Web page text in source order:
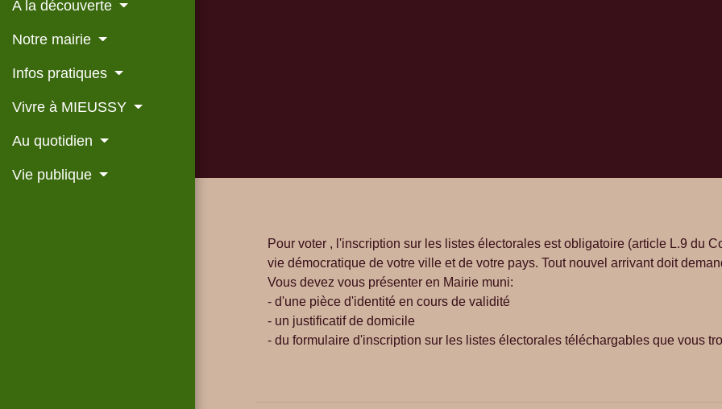
A la découverte
Notre mairie
Infos pratiques
Vivre à MIEUSSY
Au quotidien
Vie publique
Pour voter , l'inscription sur les listes électorales est obligatoire (article L.9 du
vie démocratique de votre ville et de votre pays. Tout nouvel arrivant doit
Vous devez vous présenter en Mairie muni:
- d'une pièce d'identité en cours de validité
- un justificatif de domicile
- du formulaire d'inscription sur les listes électorales téléchargables que vous